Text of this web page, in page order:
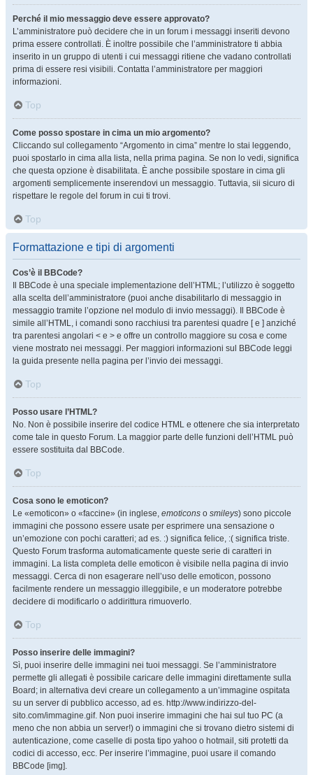
Perché il mio messaggio deve essere approvato?
L’amministratore può decidere che in un forum i messaggi inseriti devono
prima essere controllati. È inoltre possibile che l’amministratore ti abbia
inserito in un gruppo di utenti i cui messaggi ritiene che vadano controllati
prima di essere resi visibili. Contatta l’amministratore per maggiori
informazioni.
Top
Come posso spostare in cima un mio argomento?
Cliccando sul collegamento “Argomento in cima” mentre lo stai leggendo,
puoi spostarlo in cima alla lista, nella prima pagina. Se non lo vedi, significa
che questa opzione è disabilitata. È anche possibile spostare in cima gli
argomenti semplicemente inserendovi un messaggio. Tuttavia, sii sicuro di
rispettare le regole del forum in cui ti trovi.
Top
Formattazione e tipi di argomenti
Cos’è il BBCode?
Il BBCode è una speciale implementazione dell’HTML; l’utilizzo è soggetto
alla scelta dell’amministratore (puoi anche disabilitarlo di messaggio in
messaggio tramite l’opzione nel modulo di invio messaggi). Il BBCode è
simile all’HTML, i comandi sono racchiusi tra parentesi quadre [ e ] anziché
tra parentesi angolari < e > e offre un controllo maggiore su cosa e come
viene mostrato nei messaggi. Per maggiori informazioni sul BBCode leggi
la guida presente nella pagina per l’invio dei messaggi.
Top
Posso usare l’HTML?
No. Non è possibile inserire del codice HTML e ottenere che sia interpretato
come tale in questo Forum. La maggior parte delle funzioni dell’HTML può
essere sostituita dal BBCode.
Top
Cosa sono le emoticon?
Le «emoticon» o «faccine» (in inglese, emoticons o smileys) sono piccole
immagini che possono essere usate per esprimere una sensazione o
un’emozione con pochi caratteri; ad es. :) significa felice, :( significa triste.
Questo Forum trasforma automaticamente queste serie di caratteri in
immagini. La lista completa delle emoticon è visibile nella pagina di invio
messaggi. Cerca di non esagerare nell’uso delle emoticon, possono
facilmente rendere un messaggio illeggibile, e un moderatore potrebbe
decidere di modificarlo o addirittura rimuoverlo.
Top
Posso inserire delle immagini?
Sì, puoi inserire delle immagini nei tuoi messaggi. Se l’amministratore
permette gli allegati è possibile caricare delle immagini direttamente sulla
Board; in alternativa devi creare un collegamento a un’immagine ospitata
su un server di pubblico accesso, ad es. http://www.indirizzo-del-
sito.com/immagine.gif. Non puoi inserire immagini che hai sul tuo PC (a
meno che non abbia un server!) o immagini che si trovano dietro sistemi di
autenticazione, come caselle di posta tipo yahoo o hotmail, siti protetti da
codici di accesso, ecc. Per inserire l’immagine, puoi usare il comando
BBCode [img].